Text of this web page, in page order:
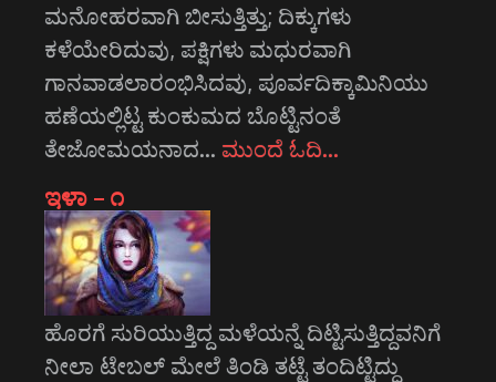
ಮನೋಹರವಾಗಿ ಬೀಸುತ್ತಿತ್ತು; ದಿಕ್ಕುಗಳು
ಕಳೆಯೇರಿದುವು, ಪಕ್ಷಿಗಳು ಮಧುರವಾಗಿ
ಗಾನವಾಡಲಾರಂಭಿಸಿದವು, ಪೂರ್ವದಿಕ್ಕಾಮಿನಿಯು
ಹಣೆಯಲ್ಲಿಟ್ಟ ಕುಂಕುಮದ ಬೊಟ್ಟಿನಂತೆ
ತೇಜೋಮಯನಾದ… ಮುಂದೆ ಓದಿ…
ಇಳಾ – ೧
ಹೊರಗೆ ಸುರಿಯುತ್ತಿದ್ದ ಮಳೆಯನ್ನೆ ದಿಟ್ಟಿಸುತ್ತಿದ್ದವನಿಗೆ
ನೀಲಾ ಟೇಬಲ್ ಮೇಲೆ ತಿಂಡಿ ತಟ್ಟೆ ತಂದಿಟ್ಟಿದ್ದು